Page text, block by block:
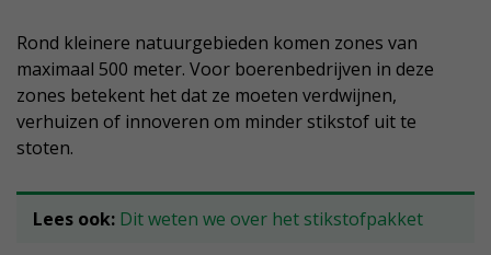
Rond kleinere natuurgebieden komen zones van
maximaal 500 meter. Voor boerenbedrijven in deze
zones betekent het dat ze moeten verdwijnen,
verhuizen of innoveren om minder stikstof uit te
stoten.
Lees ook: Dit weten we over het stikstofpakket